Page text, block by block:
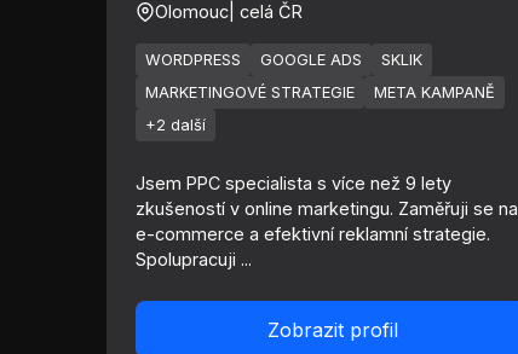
Olomouc | celá ČR
WORDPRESS GOOGLE ADS
SKLIK
MARKETINGOVÉ STRATEGIE
META KAMPANĚ
+2 další
Jsem PPC specialista s více než 9 lety
zkušeností v online marketingu. Zaměřuji se na
e-commerce a efektivní reklamní strategie.
Spolupracuji ...
Zobrazit profil